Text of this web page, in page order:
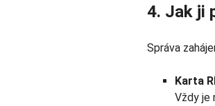
4. Jak ji
Správa
Karta
Vždy je